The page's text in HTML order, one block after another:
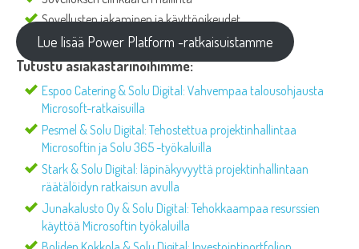
Sovellusten jakaminen ja käyttöoikeudet
Lue lisää Power Platform -ratkaisuistamme
Tutustu asiakastarinoihimme:
Espoo Catering & Solu Digital: Vahvempaa talousohjausta
Microsoft-ratkaisuilla
Pesmel & Solu Digital: Tehostettua projektinhallintaa
Microsoftin ja Solu 365 -työkaluilla
Stark & Solu Digital: läpinäkyvyyttä projektinhallintaan
räätälöidyn ratkaisun avulla
Junakalusto Oy & Solu Digital: Tehokkaampaa resurssien
käyttöä Microsoftin työkaluilla